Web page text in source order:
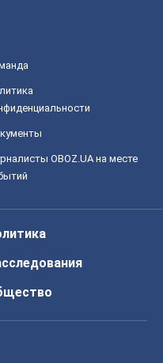
OBOZ.UA на месте